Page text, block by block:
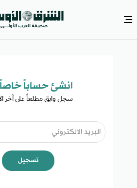
انشئ حساباً
سجل وابق مطلعاً على آخر
تسجيل